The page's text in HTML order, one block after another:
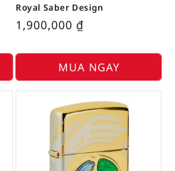
Royal Saber Design
1,900,000 ₫
MUA NGAY